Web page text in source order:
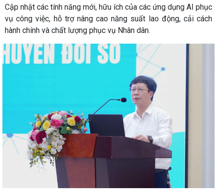
Cập nhật các tính năng mới, hữu ích của các ứng dụng AI phục
vụ công việc, hỗ trợ nâng cao năng suất lao động, cải cách
hành chính và chất lượng phục vụ Nhân dân.